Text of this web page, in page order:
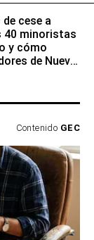
cese a
40 minoristas
y cómo
de Nueva
Contenido GEC